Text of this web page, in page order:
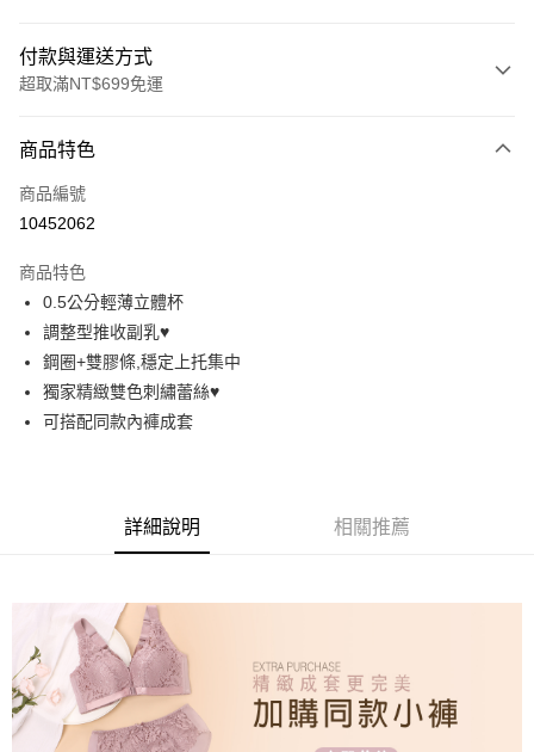
付款與運送方式
超取滿NT$699免運
信用卡一次付款
超商取貨付款
街口支付
悠遊付
AFTEE先享後付
相關說明
２．便利：只要手機號碼，簡訊認證，即可結帳。
３．安心：先確認商品／服務後，再付款。
１．於結帳方式選擇「AFTEE先享後付」後，將跳轉至「AFTEE先享後付」
結帳頁面，進行簡訊認證並確認金額後，即可完成結帳。
２．訂單成立數日內，您將收到繳費通知簡訊。
３．收到繳費通知簡訊後14天內，點擊此簡訊中的連結，可透過四大超商／
ATM／網路銀行／等多元方式進行付款，方視為交易完成。
※ 請注意：結帳手續完成當下不需立刻繳費，但若您需要取消訂單，請聯絡
購買商品的店家。未經商家同意取消之訂單仍視為有效，需透過AFTEE先享
全家取貨付款
付款後全家取貨
每筆NT$60，滿NT$699(含以上)免運費
7-11取貨付款
每筆NT$60，滿NT$699(含以上)免運費
商品特色
商品編號
10452062
商品特色
0.5公分輕薄立體杯
調整型推收副乳♥️
鋼圈+雙膠條,穩定上托集中
獨家精緻雙色刺繡蕾絲♥️
可搭配同款內褲成套
詳細說明 相關推薦